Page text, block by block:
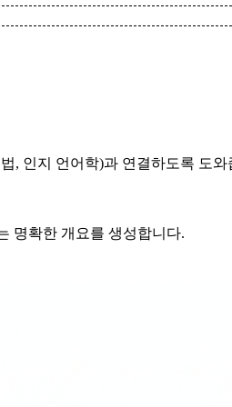
, 인지 언어학)과 연결하도록 도와
명확한 개요를 생성합니다.